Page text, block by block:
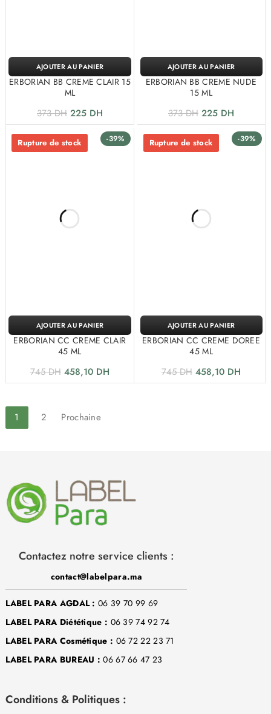
ERBORIAN BB CREME CLAIR 15
ML
373DH 225 DH
AJOUTER AU PANIER
ERBORIAN BB CREME NUDE
15 ML
373DH 225 DH
AJOUTER AU PANIER
-39%
Rupture de stock
ERBORIAN CC CREME CLAIR
45 ML
745DH 458,10 DH
AJOUTER AU PANIER
-39%
Rupture de stock
ERBORIAN CC CREME DOREE
45 ML
745DH 458,10 DH
AJOUTER AU PANIER
1 2 Prochaine
Contactez notre service clients :
contact@labelpara.ma
LABEL PARA AGDAL : 06 39 70 99 69
LABEL PARA Diététique : 06 39 74 92 74
LABEL PARA Cosmétique : 06 72 22 23 71
LABEL PARA BUREAU : 06 67 66 47 23
Conditions & Politiques :